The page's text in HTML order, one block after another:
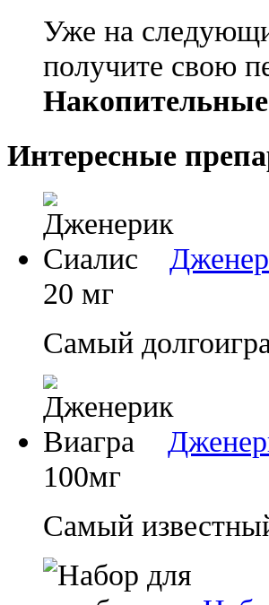
Уже на
получите свою
Интересные
20 мг
Самый
100мг
Самый